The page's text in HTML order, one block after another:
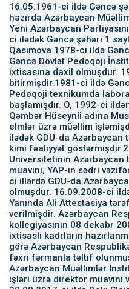
16.05.1961-ci ildə Gəncə
hazırda Azərbaycan
Yeni Azərbaycan
ci ilədək Gəncə şəhəri 1
Qasımova 1978-ci ildə
Gəncə Dövlət Pedoqoji
ixtisasına daxil olmuşdur.
bitirmişdir.1981-ci ildə
Pedoqoji texnikumda
başlamışdır. O, 1992-ci
Qəmbər Hüseynli adına
elmlər üzrə müəllim
ilədək GDU-da
kimi fəaliyyət
Universitetinin
müavini, YAP-ın sədri
ci illərdə GDU-da
olmuşdur. 16.09.2008-ci
Yanında Ali Attestasiya
verilmişdir. Azərbaycan
kollegiyasının 08 dekabr
ixtisaslı kadrların
görə Azərbaycan
fəxri fərmanla təltif
Azərbaycan Müəllimlər
işləri üzrə direktor müavini